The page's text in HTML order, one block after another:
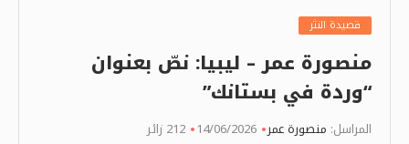
قصيدة النثر
منصورة عمر – ليبيا: نصّ بعنوان
“وردة في بستانك”
المراسل: منصورة عمر 14/06/2026 212 زائر